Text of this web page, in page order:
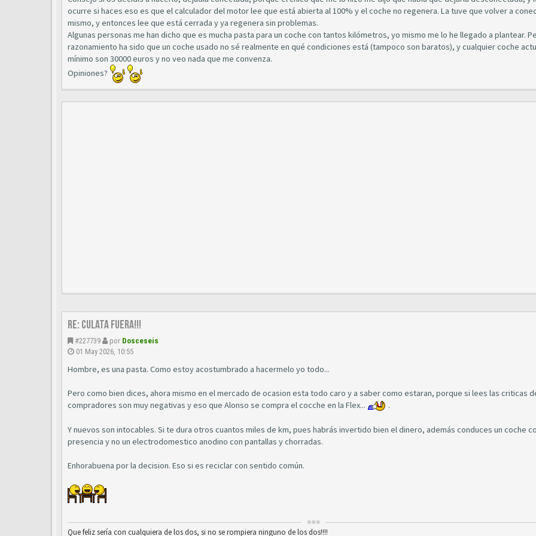
ocurre si haces eso es que el calculador del motor lee que está abierta al 100% y el coche no regenera. La tuve que volver a
mismo, y entonces lee que está cerrada y ya regenera sin problemas.
Algunas personas me han dicho que es mucha pasta para un coche con tantos kilómetros, yo mismo me lo he llegado a plantear.
razonamiento ha sido que un coche usado no sé realmente en qué condiciones está (tampoco son baratos), y cualquier coche
mínimo son 30000 euros y no veo nada que me convenza.
Opiniones?
Re: Culata fuera!!!
#227739 por Dosceseis
01 May 2026, 10:55
Hombre, es una pasta. Como estoy acostumbrado a hacermelo yo todo...
Pero como bien dices, ahora mismo en el mercado de ocasion esta todo caro y a saber como estaran, porque si lees las criticas
compradores son muy negativas y eso que Alonso se compra el cocche en la Flex...
.
Y nuevos son intocables. Si te dura otros cuantos miles de km, pues habrás invertido bien el dinero, además conduces un coche
presencia y no un electrodomestico anodino con pantallas y chorradas.
Enhorabuena por la decision. Eso si es reciclar con sentido común.
Que feliz sería con cualquiera de los dos, si no se rompiera ninguno de los dos!!!!